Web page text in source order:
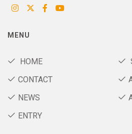
MENU
HOME
CONTACT
NEWS
ENTRY